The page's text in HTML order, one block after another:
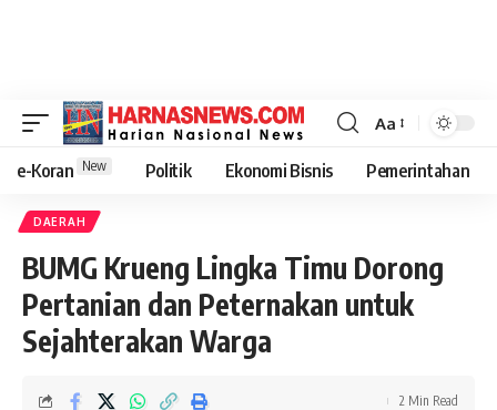
Aa
e-Koran New Politik Ekonomi Bisnis Pemerintahan
DAERAH
BUMG Krueng Lingka Timu Dorong
Pertanian dan Peternakan untuk
Sejahterakan Warga
2 Min Read